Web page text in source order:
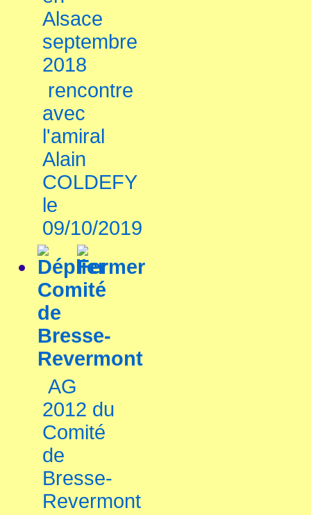
Alsace
septembre
2018
rencontre
avec
l'amiral
Alain
COLDEFY
le
09/10/2019
Comité
de
Bresse-
Revermont
AG
2012 du
Comité
de
Bresse-
Revermont